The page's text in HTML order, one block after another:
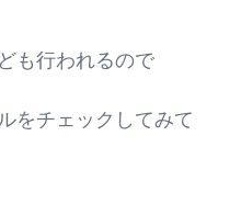
も行われるので
をチェックしてみて